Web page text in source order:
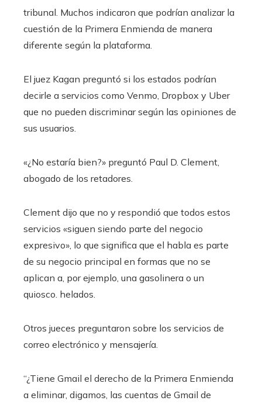
tribunal. Muchos indicaron que podrían analizar la
cuestión de la Primera Enmienda de manera
diferente según la plataforma.
El juez Kagan preguntó si los estados podrían
decirle a servicios como Venmo, Dropbox y Uber
que no pueden discriminar según las opiniones de
sus usuarios.
«¿No estaría bien?» preguntó Paul D. Clement,
abogado de los retadores.
Clement dijo que no y respondió que todos estos
servicios «siguen siendo parte del negocio
expresivo», lo que significa que el habla es parte
de su negocio principal en formas que no se
aplican a, por ejemplo, una gasolinera o un
quiosco. helados.
Otros jueces preguntaron sobre los servicios de
correo electrónico y mensajería.
“¿Tiene Gmail el derecho de la Primera Enmienda
a eliminar, digamos, las cuentas de Gmail de